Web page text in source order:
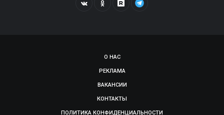
О НАС
РЕКЛАМА
ВАКАНСИИ
КОНТАКТЫ
ПОЛИТИКА КОНФИДЕНЦИАЛЬНОСТИ